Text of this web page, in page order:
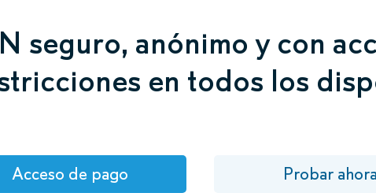
seguro, anónimo y con
en todos los
Acceso de pago Probar